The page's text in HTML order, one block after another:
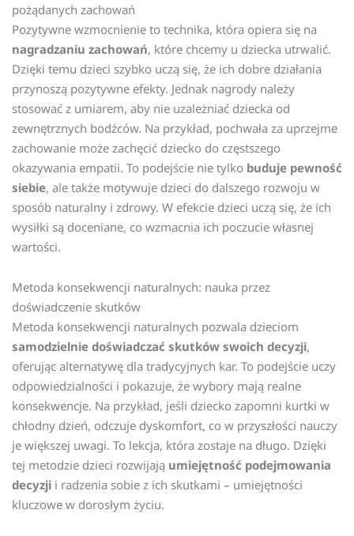
pożądanych zachowań
Pozytywne wzmocnienie to technika, która opiera się na
nagradzaniu zachowań, które chcemy u dziecka utrwalić.
Dzięki temu dzieci szybko uczą się, że ich dobre działania
przynoszą pozytywne efekty. Jednak nagrody należy
stosować z umiarem, aby nie uzależniać dziecka od
zewnętrznych bodźców. Na przykład, pochwała za uprzejme
zachowanie może zachęcić dziecko do częstszego
okazywania empatii. To podejście nie tylko buduje pewność
siebie, ale także motywuje dzieci do dalszego rozwoju w
sposób naturalny i zdrowy. W efekcie dzieci uczą się, że ich
wysiłki są doceniane, co wzmacnia ich poczucie własnej
wartości.
Metoda konsekwencji naturalnych: nauka przez
doświadczenie skutków
Metoda konsekwencji naturalnych pozwala dzieciom
samodzielnie doświadczać skutków swoich decyzji,
oferując alternatywę dla tradycyjnych kar. To podejście uczy
odpowiedzialności i pokazuje, że wybory mają realne
konsekwencje. Na przykład, jeśli dziecko zapomni kurtki w
chłodny dzień, odczuje dyskomfort, co w przyszłości nauczy
je większej uwagi. To lekcja, która zostaje na długo. Dzięki
tej metodzie dzieci rozwijają umiejętność podejmowania
decyzji i radzenia sobie z ich skutkami – umiejętności
kluczowe w dorosłym życiu.